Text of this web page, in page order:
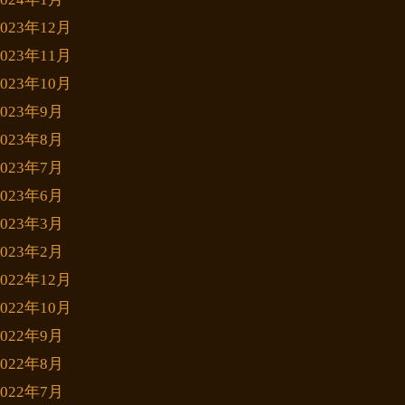
年12月
年11月
年10月
年9月
年8月
年7月
年6月
年3月
年2月
年12月
年10月
年9月
年8月
年7月